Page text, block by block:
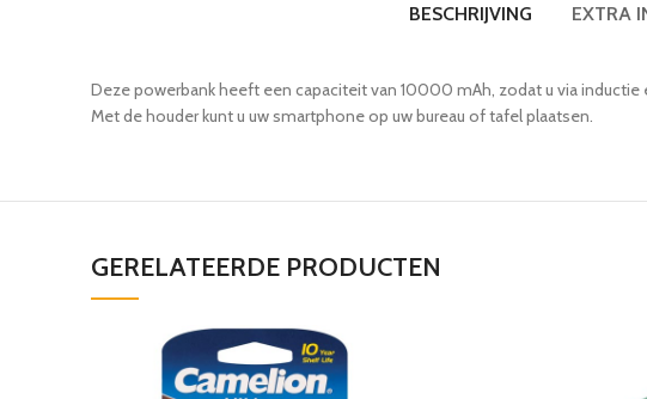
BESCHRIJVING EXTRA
Deze powerbank heeft een capaciteit van 10000 mAh, zodat u via
Met de houder kunt u uw smartphone op uw bureau of tafel plaatsen.
GERELATEERDE PRODUCTEN